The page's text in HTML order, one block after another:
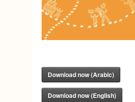
Download now (Arabic)
Download now (English)